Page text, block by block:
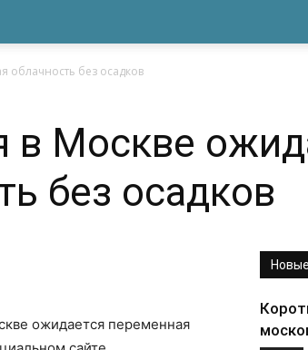
облачность без осадков
в Москве
без осадков
ожидается переменная